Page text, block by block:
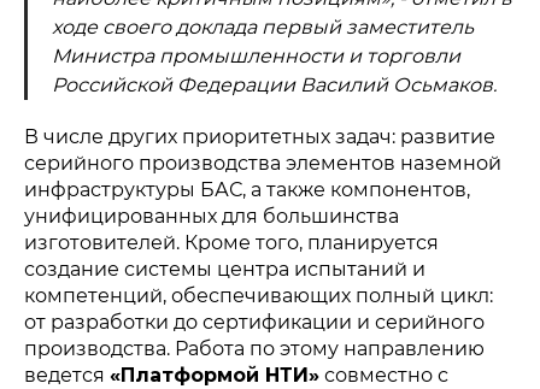
ходе своего доклада первый заместитель
Министра промышленности и торговли
Российской Федерации Василий Осьмаков.
В числе других приоритетных задач: развитие
серийного производства элементов наземной
инфраструктуры БАС, а также компонентов,
унифицированных для большинства
изготовителей. Кроме того, планируется
создание системы центра испытаний и
компетенций, обеспечивающих полный цикл:
от разработки до сертификации и серийного
производства. Работа по этому направлению
ведется «Платформой НТИ» совместно с